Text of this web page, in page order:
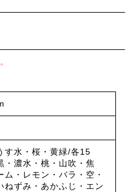
す水・桜・黄緑/各15
・濃水・桃・山吹・焦
ム・レモン・バラ・空・
ねずみ・あかふじ・エン